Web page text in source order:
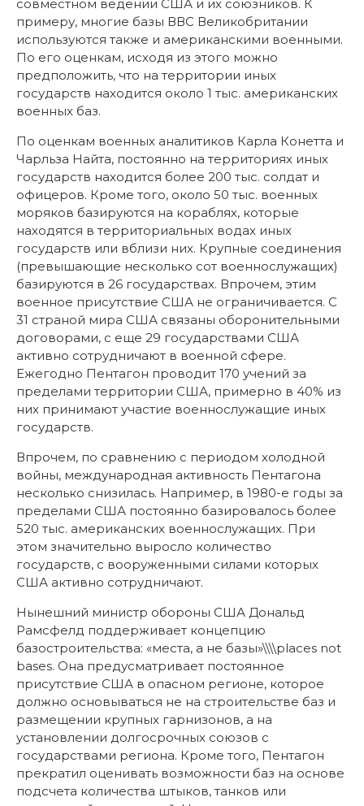
совместном ведении США и их союзников. К
примеру, многие базы ВВС Великобритании
используются также и американскими военными.
По его оценкам, исходя из этого можно
предположить, что на территории иных
государств находится около 1 тыс. американских
военных баз.
По оценкам военных аналитиков Карла Конетта и
Чарльза Найта, постоянно на территориях иных
государств находится более 200 тыс. солдат и
офицеров. Кроме того, около 50 тыс. военных
моряков базируются на кораблях, которые
находятся в территориальных водах иных
государств или вблизи них. Крупные соединения
(превышающие несколько сот военнослужащих)
базируются в 26 государствах. Впрочем, этим
военное присутствие США не ограничивается. С
31 страной мира США связаны оборонительными
договорами, с еще 29 государствами США
активно сотрудничают в военной сфере.
Ежегодно Пентагон проводит 170 учений за
пределами территории США, примерно в 40% из
них принимают участие военнослужащие иных
государств.
Впрочем, по сравнению с периодом холодной
войны, международная активность Пентагона
несколько снизилась. Например, в 1980-е годы за
пределами США постоянно базировалось более
520 тыс. американских военнослужащих. При
этом значительно выросло количество
государств, с вооруженными силами которых
США активно сотрудничают.
Нынешний министр обороны США Дональд
Рамсфелд поддерживает концепцию
базостроительства: «места, а не базы»\\\\places not
bases. Она предусматривает постоянное
присутствие США в опасном регионе, которое
должно основываться не на строительстве баз и
размещении крупных гарнизонов, а на
установлении долгосрочных союзов с
государствами региона. Кроме того, Пентагон
прекратил оценивать возможности баз на основе
подсчета количества штыков, танков или